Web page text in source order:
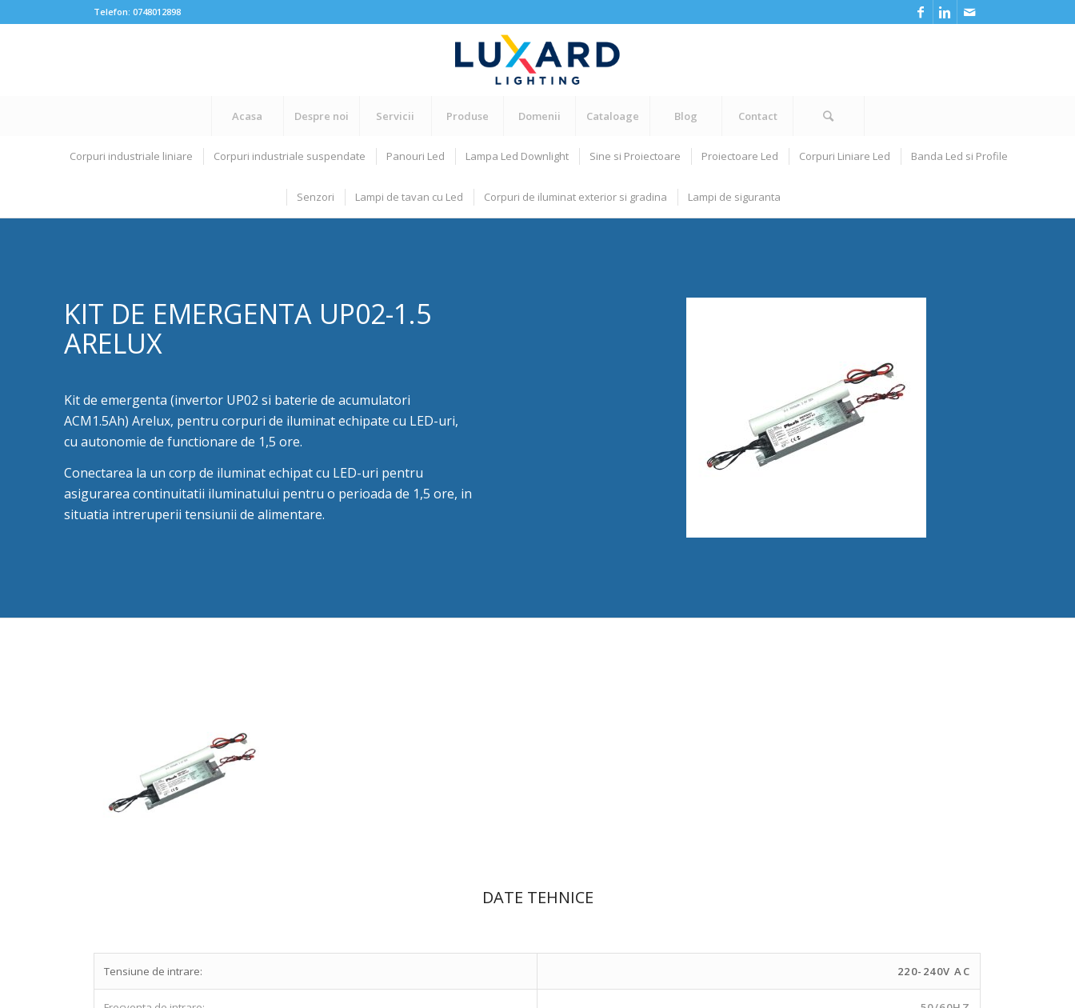
Telefon:0748012898
Acasa Despre noi Servicii Produse Domenii Cataloage Blog Contact
Corpuri industriale liniare Corpuri industriale suspendate Panouri Led Lampa Led Downlight Sine si Proiectoare Proiectoare Led Corpuri Liniare Led Banda Led si Profile
Senzori Lampi de tavan cu Led Corpuri de iluminat exterior si gradina Lampi de siguranta
KIT DE EMERGENTA UP02-1.5
ARELUX
Kit de emergenta (invertor UP02 si baterie de acumulatori
ACM1.5Ah) Arelux, pentru corpuri de iluminat echipate cu LED-uri,
cu autonomie de functionare de 1,5 ore.
Conectarea la un corp de iluminat echipat cu LED-uri pentru
asigurarea continuitatii iluminatului pentru o perioada de 1,5 ore, in
situatia intreruperii tensiunii de alimentare.
DATE TEHNICE
Tensiune de intrare: 220-240V AC